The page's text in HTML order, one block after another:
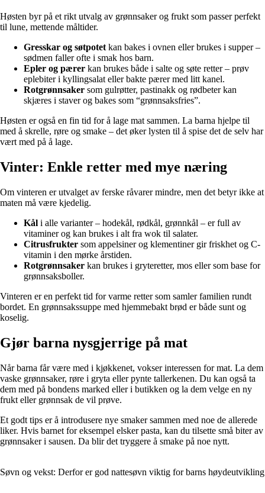
Høsten byr på et rikt utvalg av grønnsaker og frukt som passer perfekt
til lune, mettende måltider.
Gresskar og søtpotet kan bakes i ovnen eller brukes i supper –
sødmen faller ofte i smak hos barn.
Epler og pærer kan brukes både i salte og søte retter – prøv
eplebiter i kyllingsalat eller bakte pærer med litt kanel.
Rotgrønnsaker som gulrøtter, pastinakk og rødbeter kan
skjæres i staver og bakes som “grønnsaksfries”.
Høsten er også en fin tid for å lage mat sammen. La barna hjelpe til
med å skrelle, røre og smake – det øker lysten til å spise det de selv har
vært med på å lage.
Vinter: Enkle retter med mye næring
Om vinteren er utvalget av ferske råvarer mindre, men det betyr ikke at
maten må være kjedelig.
Kål i alle varianter – hodekål, rødkål, grønnkål – er full av
vitaminer og kan brukes i alt fra wok til salater.
Citrusfrukter som appelsiner og klementiner gir friskhet og C-
vitamin i den mørke årstiden.
Rotgrønnsaker kan brukes i gryteretter, mos eller som base for
grønnsaksboller.
Vinteren er en perfekt tid for varme retter som samler familien rundt
bordet. En grønnsakssuppe med hjemmebakt brød er både sunt og
koselig.
Gjør barna nysgjerrige på mat
Når barna får være med i kjøkkenet, vokser interessen for mat. La dem
vaske grønnsaker, røre i gryta eller pynte tallerkenen. Du kan også ta
dem med på bondens marked eller i butikken og la dem velge en ny
frukt eller grønnsak de vil prøve.
Et godt tips er å introdusere nye smaker sammen med noe de allerede
liker. Hvis barnet for eksempel elsker pasta, kan du tilsette små biter av
grønnsaker i sausen. Da blir det tryggere å smake på noe nytt.
Søvn og vekst: Derfor er god nattesøvn viktig for barns høydeutvikling